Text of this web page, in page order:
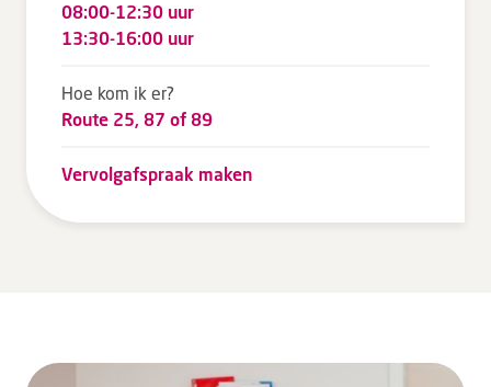
08:00-12:30 uur
13:30-16:00 uur
Hoe kom ik er?
Route 25, 87 of 89
Vervolgafspraak maken